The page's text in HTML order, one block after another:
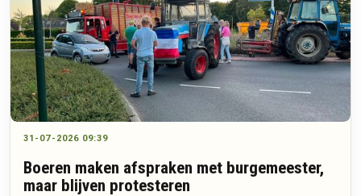
31-07-2026 09:39
Boeren maken afspraken met burgemeester,
maar blijven protesteren